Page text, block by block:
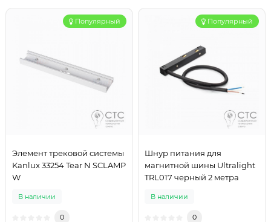
Популярный
Элемент трековой системы
Kanlux 33254 Tear N SCLAMP
W
В наличии
0
Популярный
Шнур питания для
магнитной шины Ultralight
TRL017 черный 2 метра
В наличии
0